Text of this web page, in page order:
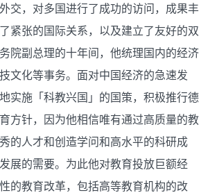
交，对多国进行了成功的访问，成果丰
紧张的国际关系，以及建立了友好的双
院副总理的十年间，他统理国内的经济
文化等事务。面对中国经济的急速发
实施「科教兴国」的国策，积极推行德
方针，因为他相信唯有通过高质量的教
的人才和创造学问和高水平的科研成
展的需要。为此他对教育投放巨额经
的教育改革，包括高等教育机构的改